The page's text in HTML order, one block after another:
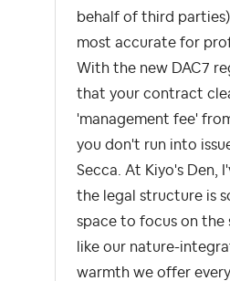
behalf of third
most accurate for
With the new DAC7
that your contract
'management fee'
you don't run into
Secca. At Kiyo's Den,
the legal structure is
space to focus on
like our nature-
warmth we offer